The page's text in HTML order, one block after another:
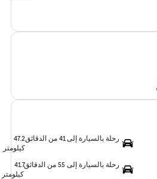
رحلة بالسيارة إلى 41 من الدقائق
47.2
كيلومتر
رحلة بالسيارة إلى 55 من الدقائق
41.7
كيلومتر